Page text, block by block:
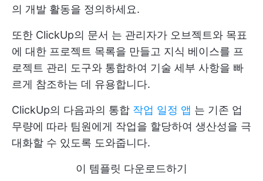
의 개발 활동을 정의하세요.
또한 ClickUp의 문서 는 관리자가 오브젝트와 목표
에 대한 프로젝트 목록을 만들고 지식 베이스를 프
로젝트 관리 도구와 통합하여 기술 세부 사항을 빠
르게 참조하는 데 유용합니다.
ClickUp의 다음과의 통합 작업 일정 앱 는 기존 업
무량에 따라 팀원에게 작업을 할당하여 생산성을 극
대화할 수 있도록 도와줍니다.
이 템플릿 다운로드하기